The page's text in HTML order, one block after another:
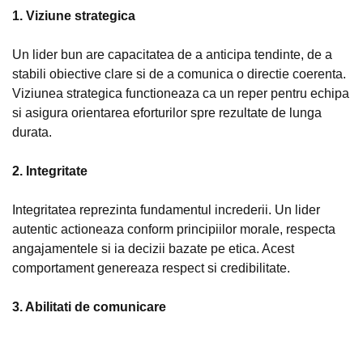
1. Viziune strategica
Un lider bun are capacitatea de a anticipa tendinte, de a
stabili obiective clare si de a comunica o directie coerenta.
Viziunea strategica functioneaza ca un reper pentru echipa
si asigura orientarea eforturilor spre rezultate de lunga
durata.
2. Integritate
Integritatea reprezinta fundamentul increderii. Un lider
autentic actioneaza conform principiilor morale, respecta
angajamentele si ia decizii bazate pe etica. Acest
comportament genereaza respect si credibilitate.
3. Abilitati de comunicare